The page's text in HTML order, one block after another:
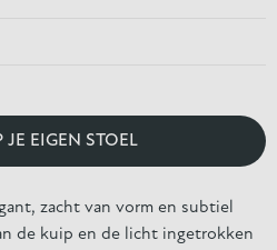
JE EIGEN STOEL
zacht van vorm en subtiel
de kuip en de licht ingetrokken